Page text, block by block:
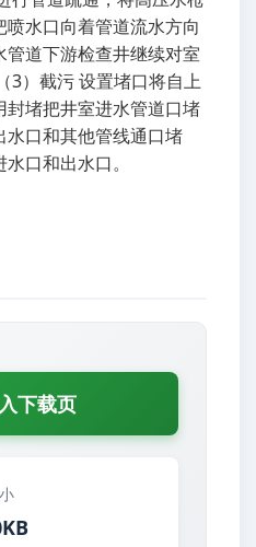
水口向着管道流水方向
道下游检查井继续对室
3）截污 设置堵口将自上
堵把井室进水管道口堵
口和其他管线通口堵
口和出水口。
下载页